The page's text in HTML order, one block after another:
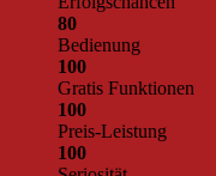
80
Bedienung
100
Gratis Funktionen
100
Preis-Leistung
100